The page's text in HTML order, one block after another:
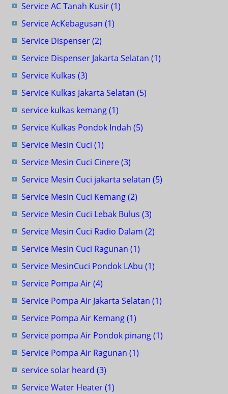
Service AC Tanah Kusir(1)
Service AcKebagusan (1)
Service Dispenser(2)
Service Dispenser Jakarta Selatan (1)
Service Kulkas (3)
Service Kulkas Jakarta Selatan (5)
service kulkas kemang(1)
Service Kulkas Pondok Indah (5)
Service Mesin Cuci (1)
Service Mesin Cuci Cinere(3)
Service Mesin Cuci jakarta selatan (5)
Service Mesin Cuci Kemang(2)
Service Mesin Cuci Lebak Bulus (3)
Service Mesin Cuci Radio Dalam (2)
Service Mesin Cuci Ragunan (1)
Service MesinCuci Pondok LAbu (1)
Service Pompa Air(4)
Service Pompa Air Jakarta Selatan (1)
Service Pompa Air Kemang(1)
Service pompa Air Pondok pinang(1)
Service Pompa Air Ragunan (1)
service solar heard (3)
Service Water Heater(1)